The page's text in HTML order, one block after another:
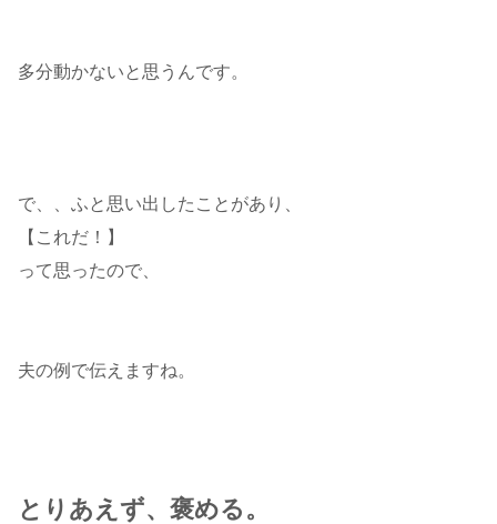
多分動かないと思うんです。
で、、ふと思い出したことがあり、
【これだ！】
って思ったので、
夫の例で伝えますね。
とりあえず、褒める。